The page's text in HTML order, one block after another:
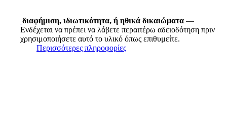
διαφήμιση, ιδιωτικότητα, ή ηθικά δικαιώματα —
Ενδέχεται να πρέπει να λάβετε περαιτέρω αδειοδότηση πριν
χρησιμοποιήσετε αυτό το υλικό όπως επιθυμείτε.
Περισσότερες πληροφορίες